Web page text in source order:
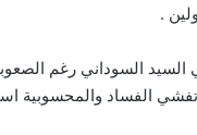
.
السوداني رغم
وتفشي الفساد والمحسوبية